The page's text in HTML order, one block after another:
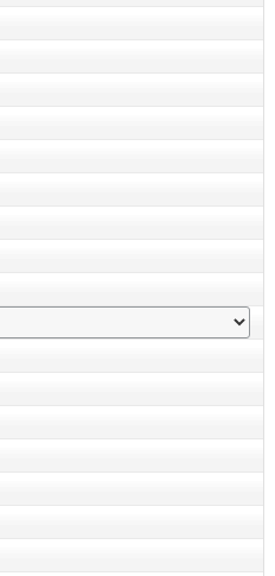
стройка